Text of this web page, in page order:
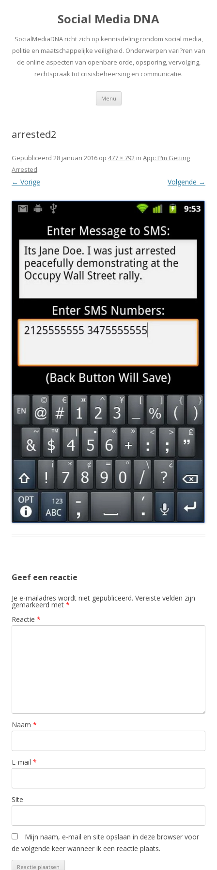
Social Media DNA
SocialMediaDNA richt zich op kennisdeling rondom social media,
politie en maatschappelijke veiligheid. Onderwerpen vari?ren van
de online aspecten van openbare orde, opsporing, vervolging,
rechtspraak tot crisisbeheersing en communicatie.
Menu Spring
inhoud
arrested2
Gepubliceerd 28 januari 2016 op 477 × 792 in App: I?m Getting
Arrested.
← Vorige Volgende →
Geef een reactie
Je e-mailadres wordt niet gepubliceerd. Vereiste velden zijn
gemarkeerd met *
Reactie *
Naam *
E-mail *
Site
Mijn naam, e-mail en site opslaan in deze browser voor
de volgende keer wanneer ik een reactie plaats.